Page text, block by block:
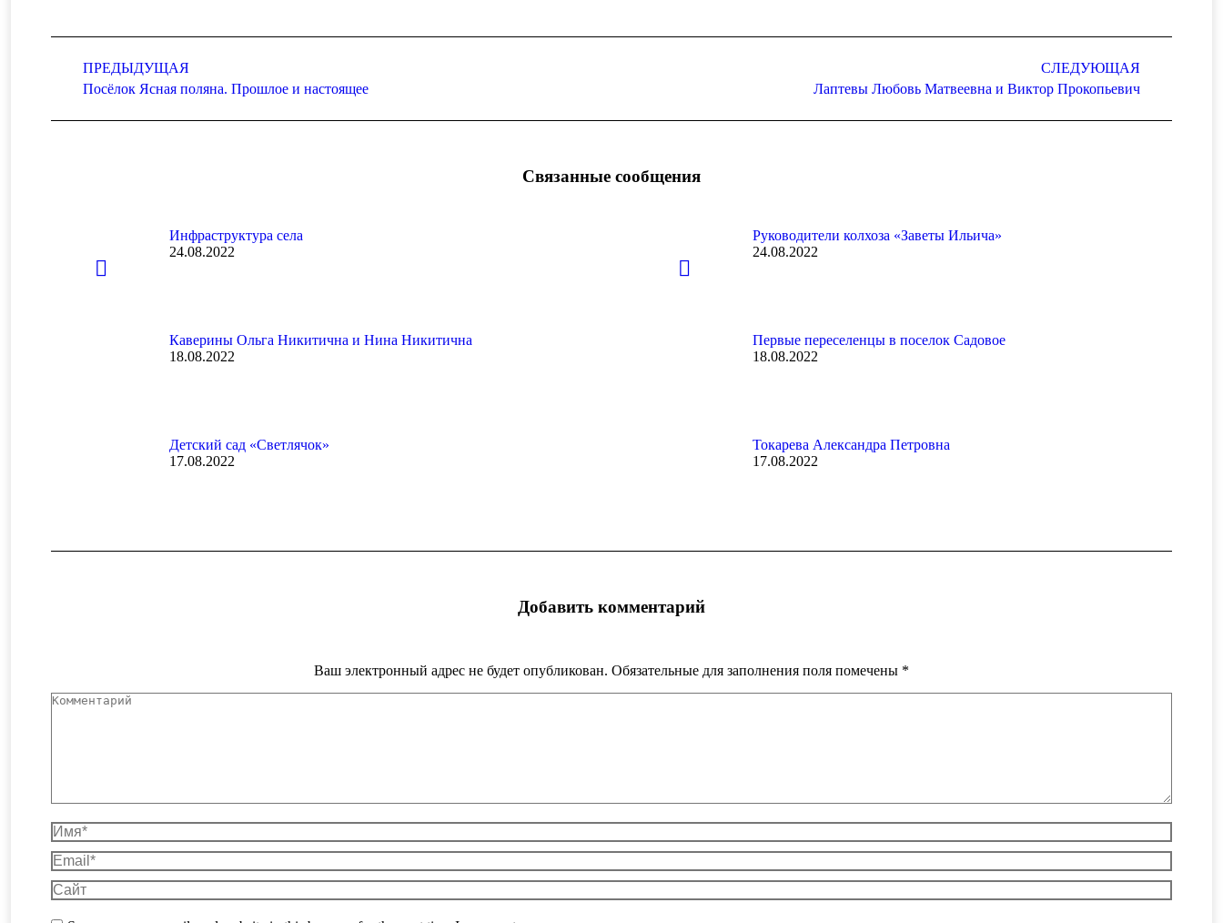
записям
ПРЕДЫДУЩАЯ
Предыдущая
Посёлок Ясная поляна. Прошлое и настоящее
СЛЕДУЮЩАЯ
Лаптевы Любовь Матвеевна и Виктор Прокопьевич
Связанные сообщения
Инфраструктура села
24.08.2022
Руководители колхоза «Заветы Ильича»
24.08.2022
Каверины Ольга Никитична и Нина Никитична
18.08.2022
Первые переселенцы в поселок Садовое
18.08.2022
Детский сад «Светлячок»
17.08.2022
Токарева Александра Петровна
17.08.2022
Добавить комментарий
Ваш электронный адрес не будет опубликован. Обязательные для заполнения поля помечены *
Комментарий
Имя *
Email *
Сайт